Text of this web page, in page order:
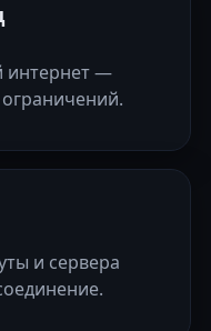
—
и сервера